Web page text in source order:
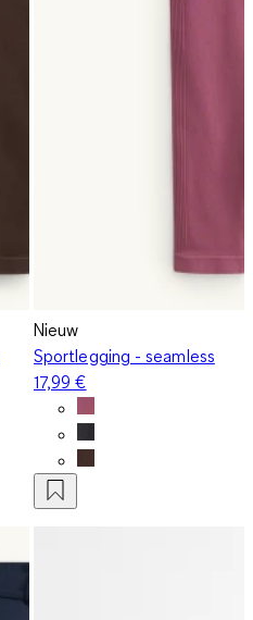
Nieuw
Sportlegging - seamless
17,99 €